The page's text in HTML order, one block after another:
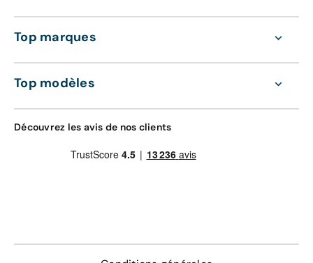
Top marques
Top modèles
Découvrez les avis de nos clients